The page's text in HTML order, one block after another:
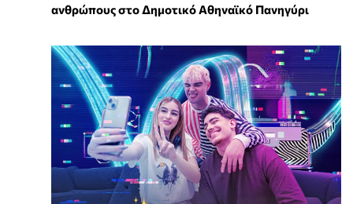
ανθρώπους στο Δημοτικό Αθηναϊκό Πανηγύρι